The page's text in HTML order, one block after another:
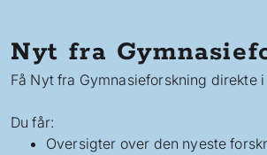
Nyt fra
Få Nyt fra Gymnasieforskning direkte
Du får:
Oversigter over den nyeste